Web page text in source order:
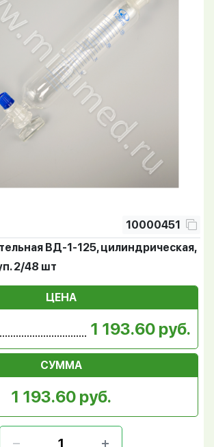
10000451
ВД-1-125, цилиндрическая,
2/48 шт
ЦЕНА
1 193.60 руб.
СУММА
1 193.60 руб.